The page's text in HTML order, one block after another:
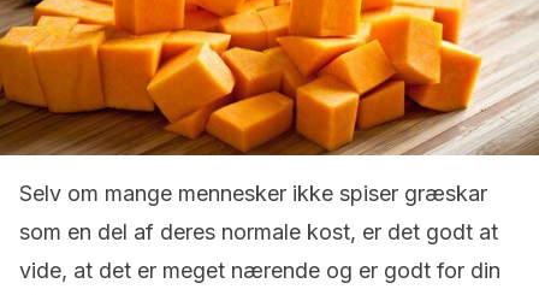
Selv om mange mennesker ikke spiser græskar
som en del af deres normale kost, er det godt at
vide, at det er meget nærende og er godt for din